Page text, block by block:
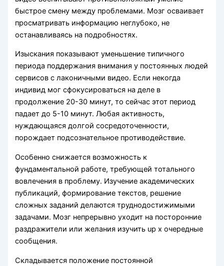
быстрое смену между проблемами. Мозг осваивает
просматривать информацию неглубоко, не
останавливаясь на подробностях.
Изыскания показывают уменьшение типичного
периода поддержания внимания у постоянных людей
сервисов с лаконичными видео. Если некогда
индивид мог сфокусироваться на деле в
продолжение 20-30 минут, то сейчас этот период
падает до 5-10 минут. Любая активность,
нуждающаяся долгой сосредоточенности,
порождает подсознательное противодействие.
Особенно снижается возможность к
фундаментальной работе, требующей тотального
вовлечения в проблему. Изучение академических
публикаций, формирование текстов, решение
сложных заданий делаются труднодостижимыми
задачами. Мозг непрерывно уходит на посторонние
раздражители или желания изучить up x очередные
сообщения.
Складывается положение постоянной